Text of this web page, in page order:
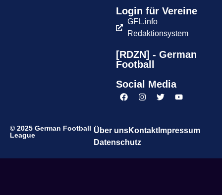
Login für Vereine
GFL.info
Redaktionsystem
[RDZN] - German
Football
Social Media
© 2025 German Football
League
Über unsKontaktImpressum
Datenschutz